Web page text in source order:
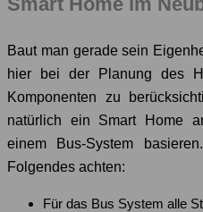
Baut man gerade sein
hier bei der Planung des
Komponenten zu
natürlich ein Smart Home
einem Bus-System
Folgendes achten:
Für das Bus System alle